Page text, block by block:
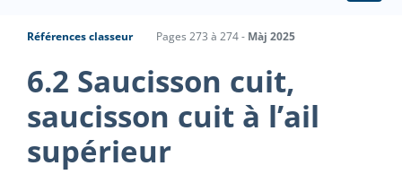
Références classeur Pages 273 à 274 - Màj 2025
6.2 Saucisson cuit,
saucisson cuit à l’ail
supérieur